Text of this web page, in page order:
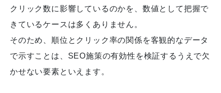
クリック数に影響しているのかを、数値として把握で
きているケースは多くありません。
そのため、順位とクリック率の関係を客観的なデータ
で示すことは、SEO施策の有効性を検証するうえで欠
かせない要素といえます。